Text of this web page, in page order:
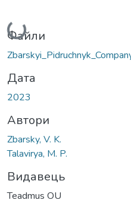
Вантажиться...
Файли
Дата
2023
Автори
Zbarsky, V. K.
Talavirya, M. P.
Видавець
Teadmus OU